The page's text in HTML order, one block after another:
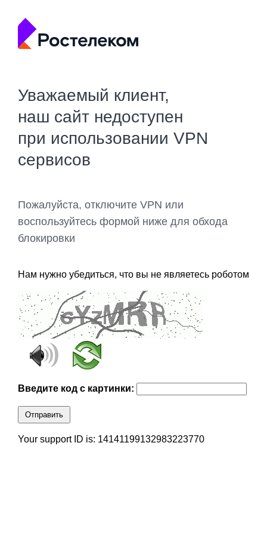
Уважаемый клиент,
наш сайт недоступен
при использовании VPN
сервисов
Пожалуйста, отключите VPN или
воспользуйтесь формой ниже для обхода
блокировки
Нам нужно убедиться, что вы не являетесь роботом
Введите код с картинки:
Отправить
Your support ID is: 14141199132983223770